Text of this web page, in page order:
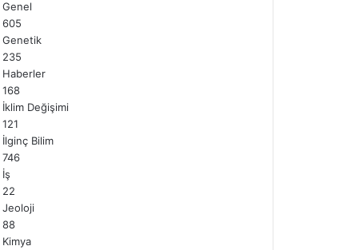
Genel
605
Genetik
235
Haberler
168
İklim Değişimi
121
İlginç Bilim
746
İş
22
Jeoloji
88
Kimya